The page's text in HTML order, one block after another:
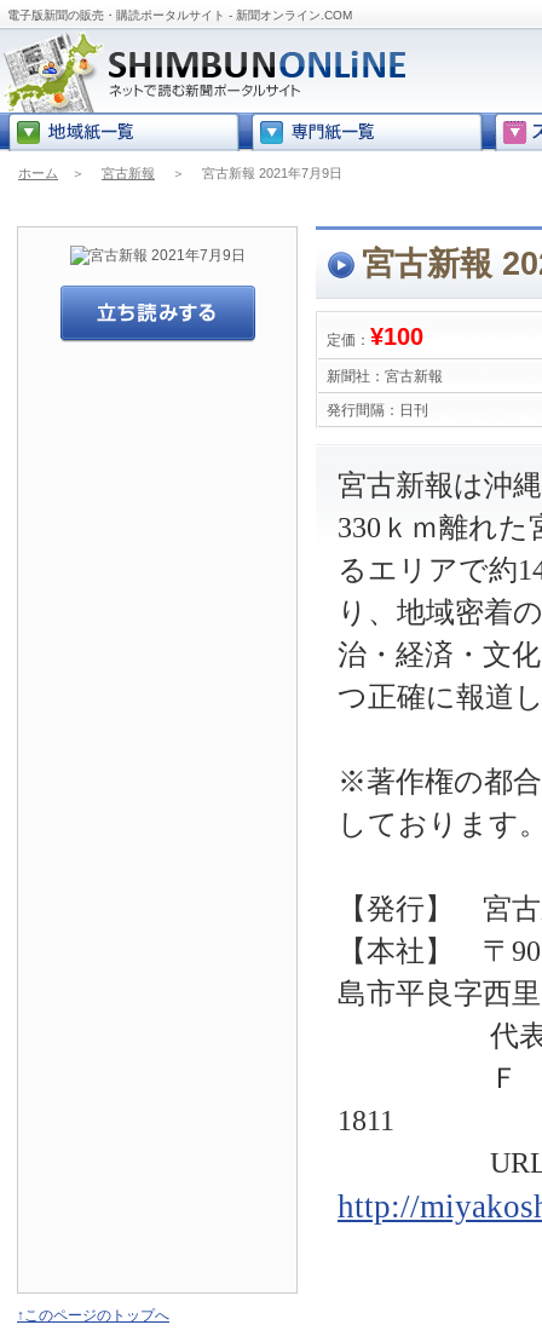
電子版新聞の販売・購読ポータルサイト - 新聞オンライン.COM
ホーム ＞ 宮古新報 ＞ 宮古新報 2021年7月9日
宮古新報
定価： ¥100
新聞社： 宮古新報
発行間隔： 日刊
宮古新報は沖
330ｋｍ離れ
るエリアで約
り、地域密着
治・経済・文
つ正確に報道
※著作権の都
しております
【発行】 宮
【本社】 〒
島市平良字西
代表電話
Ｆ Ａ
1811
URL
http://
↑このページのトップへ